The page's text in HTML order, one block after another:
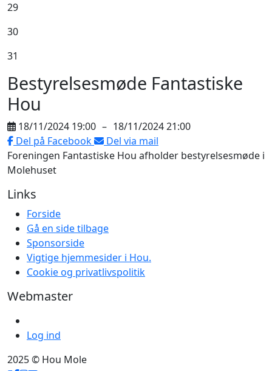
29
30
31
Bestyrelsesmøde Fantastiske
Hou
18/11/2024 19:00 – 18/11/2024 21:00
Del på Facebook
Del via mail
Foreningen Fantastiske Hou afholder bestyrelsesmøde i
Molehuset
Links
Forside
Gå en side tilbage
Sponsorside
Vigtige hjemmesider i Hou.
Cookie og privatlivspolitik
Webmaster
Log ind
2025 © Hou Mole